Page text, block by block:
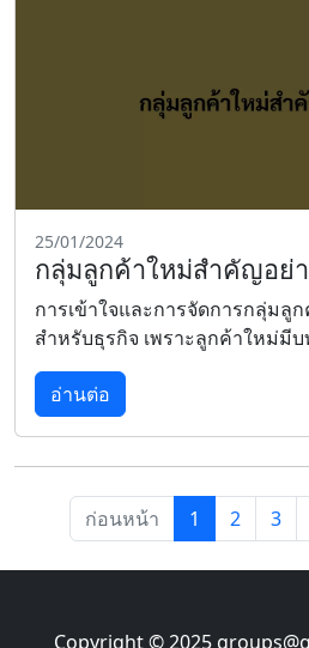
25/01/2024
กลุ่มลูกค้าใหม่สำคัญอย่า
การเข้าใจและการจัดการกลุ่ม
สำหรับธุรกิจ เพราะลูกค้าใหม่มี
อ่านต่อ
ก่อนหน้า 1 2 3
Copyright © 2025